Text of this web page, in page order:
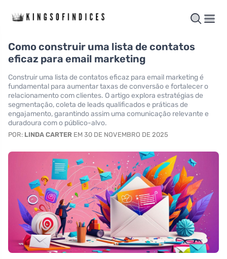
Como construir uma lista de contatos
eficaz para email marketing
Construir uma lista de contatos eficaz para email marketing é
fundamental para aumentar taxas de conversão e fortalecer o
relacionamento com clientes. O artigo explora estratégias de
segmentação, coleta de leads qualificados e práticas de
engajamento, garantindo assim uma comunicação relevante e
duradoura com o público-alvo.
POR: LINDA CARTER EM 30 DE NOVEMBRO DE 2025